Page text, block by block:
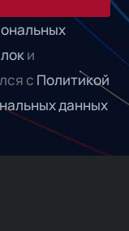
и
с Политикой
данных